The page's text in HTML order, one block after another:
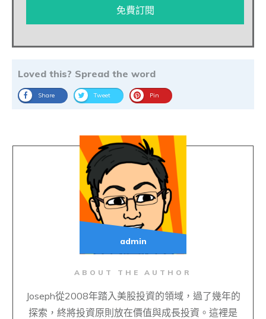
免費訂閱
Loved this? Spread the word
Share Tweet Pin
ABOUT THE AUTHOR
Joseph從2008年踏入美股投資的領域，過了幾年的
探索，終將投資原則放在價值與成長投資。這裡是
admin